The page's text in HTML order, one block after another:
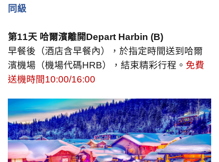
同級
第11天 哈爾濱離開Depart Harbin (B)
早餐後（酒店含早餐內），於指定時間送到哈爾
濱機場（機場代碼HRB），結束精彩行程。 免費
送機時間10:00/16:00